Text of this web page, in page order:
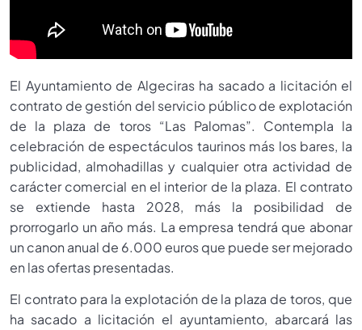
El Ayuntamiento de Algeciras ha sacado a licitación el
contrato de gestión del servicio público de explotación
de la plaza de toros “Las Palomas”. Contempla la
celebración de espectáculos taurinos más los bares, la
publicidad, almohadillas y cualquier otra actividad de
carácter comercial en el interior de la plaza. El contrato
se extiende hasta 2028, más la posibilidad de
prorrogarlo un año más. La empresa tendrá que abonar
un canon anual de 6.000 euros que puede ser mejorado
en las ofertas presentadas.
El contrato para la explotación de la plaza de toros, que
ha sacado a licitación el ayuntamiento, abarcará las